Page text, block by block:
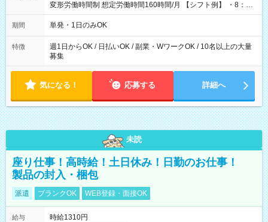
変形労働時間制 想定労働時間160時間/月 【シフト例】 ・8：00
～21：00
期間 単発・1日のみOK
特徴
週1日からOK / 日払いOK / 副業・WワークOK / 10名以上の大量
募集
気になる！ 応募する 詳細へ
未読
座り仕事！高時給！土日休み！日勤のお仕事！
製品の封入・梱包
派遣 ブランクOK WEB登録・面接OK
給与
時給1310円